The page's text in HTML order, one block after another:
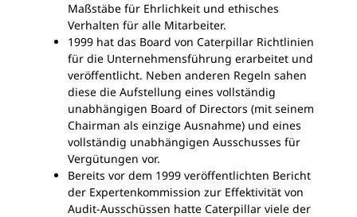
Maßstäbe für Ehrlichkeit und ethisches
Verhalten für alle Mitarbeiter.
1999 hat das Board von Caterpillar Richtlinien
für die Unternehmensführung erarbeitet und
veröffentlicht. Neben anderen Regeln sahen
diese die Aufstellung eines vollständig
unabhängigen Board of Directors (mit seinem
Chairman als einzige Ausnahme) und eines
vollständig unabhängigen Ausschusses für
Vergütungen vor.
Bereits vor dem 1999 veröffentlichten Bericht
der Expertenkommission zur Effektivität von
Audit-Ausschüssen hatte Caterpillar viele der